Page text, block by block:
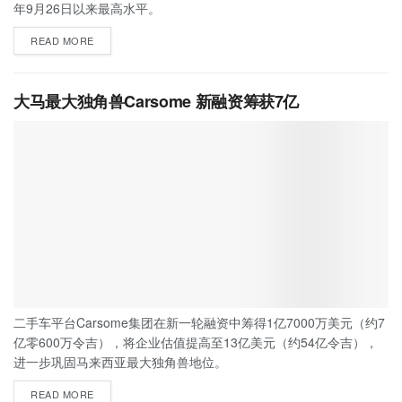
年9月26日以来最高水平。
READ MORE
大马最大独角兽Carsome 新融资筹获7亿
二手车平台Carsome集团在新一轮融资中筹得1亿7000万美元（约7
亿零600万令吉），将企业估值提高至13亿美元（约54亿令吉），
进一步巩固马来西亚最大独角兽地位。
READ MORE